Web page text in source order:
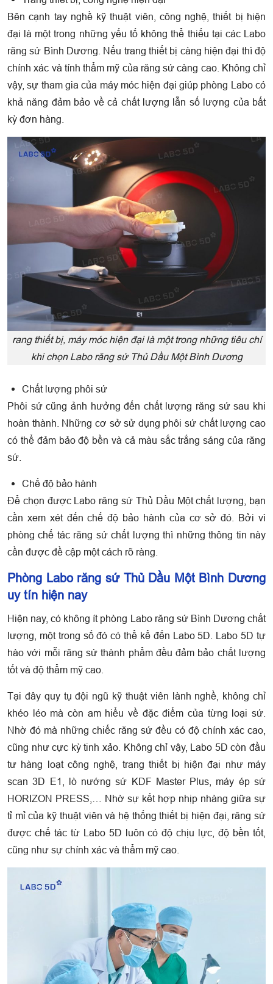
Bên cạnh tay nghề kỹ thuật viên, công nghệ, thiết bị hiện
đại là một trong những yếu tố không thể thiếu tại các Labo
răng sứ Bình Dương. Nếu trang thiết bị càng hiện đại thì độ
chính xác và tính thẩm mỹ của răng sứ càng cao. Không chỉ
vậy, sự tham gia của máy móc hiện đại giúp phòng Labo có
khả năng đảm bảo về cả chất lượng lẫn số lượng của bất
kỳ đơn hàng.
rang thiết bị, máy móc hiện đại là một trong những tiêu chí
khi chọn Labo răng sứ Thủ Dầu Một Bình Dương
Chất lượng phôi sứ
Phôi sứ cũng ảnh hưởng đến chất lượng răng sứ sau khi
hoàn thành. Những cơ sở sử dụng phôi sứ chất lượng cao
có thể đảm bảo độ bền và cả màu sắc trắng sáng của răng
sứ.
Chế độ bảo hành
Để chọn được Labo răng sứ Thủ Dầu Một chất lượng, bạn
cần xem xét đến chế độ bảo hành của cơ sở đó. Bởi vì
phòng chế tác răng sứ chất lượng thì những thông tin này
cần được đề cập một cách rõ ràng.
Phòng Labo răng sứ Thủ Dầu Một Bình Dương
uy tín hiện nay
Hiện nay, có không ít phòng Labo răng sứ Bình Dương chất
lượng, một trong số đó có thể kể đến Labo 5D. Labo 5D tự
hào với mỗi răng sứ thành phẩm đều đảm bảo chất lượng
tốt và độ thẩm mỹ cao.
Tại đây quy tụ đội ngũ kỹ thuật viên lành nghề, không chỉ
khéo léo mà còn am hiểu về đặc điểm của từng loại sứ.
Nhờ đó mà những chiếc răng sứ đều có độ chính xác cao,
cũng như cực kỳ tinh xảo. Không chỉ vậy, Labo 5D còn đầu
tư hàng loạt công nghệ, trang thiết bị hiện đại như máy
scan 3D E1, lò nướng sứ KDF Master Plus, máy ép sứ
HORIZON PRESS,… Nhờ sự kết hợp nhịp nhàng giữa sự
tỉ mỉ của kỹ thuật viên và hệ thống thiết bị hiện đại, răng sứ
được chế tác từ Labo 5D luôn có độ chịu lực, độ bền tốt,
cũng như sự chính xác và thẩm mỹ cao.